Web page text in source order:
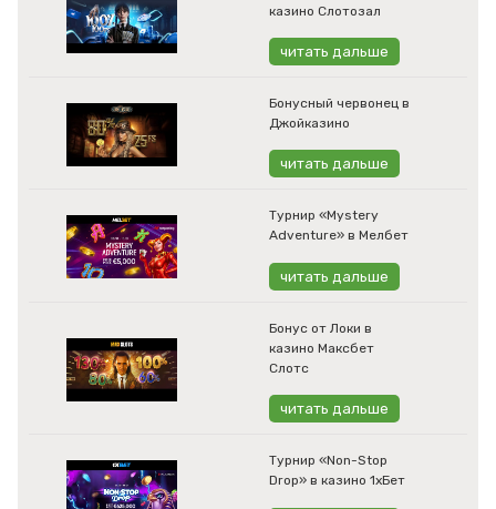
казино Слотозал
читать дальше
Бонусный червонец в
Джойказино
читать дальше
Турнир «Mystery
Adventure» в Мелбет
читать дальше
Бонус от Локи в
казино Максбет
Слотс
читать дальше
Турнир «Non-Stop
Drop» в казино 1хБет